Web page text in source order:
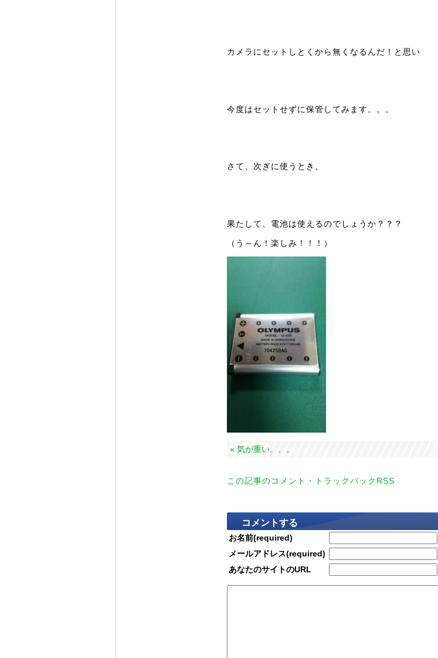
カメラにセットしとくから無くなるんだ！と思い
今度はセットせずに保管してみます。。。
さて、次ぎに使うとき、
果たして、電池は使えるのでしょうか？？？
（う～ん！楽しみ！！！）
« 気が重い。。。
この記事のコメント・トラックバックRSS
コメントする
お名前(required)
メールアドレス(required)
あなたのサイトのURL